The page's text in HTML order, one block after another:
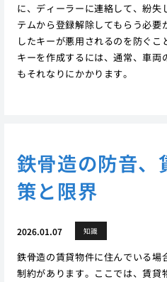
に、ディーラーに連絡して、紛失
テムから登録解除してもらう必
したキーが悪用されるのを防ぐ
キーを作成するには、通常、車両
もそれなりにかかります。
鉄骨造の防音、
策と限界
2026.01.07 知識
鉄骨造の賃貸物件に住んでいる場
制約があります。ここでは、賃貸